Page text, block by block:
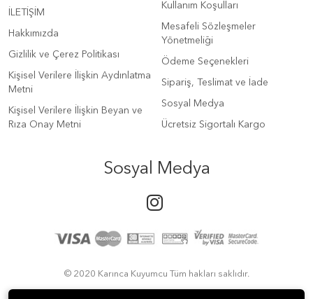
İLETİŞİM
Hakkımızda
Gizlilik ve Çerez Politikası
Kişisel Verilere İlişkin Aydınlatma
Metni
Kişisel Verilere İlişkin Beyan ve
Rıza Onay Metni
Kullanım Koşulları
Mesafeli Sözleşmeler
Yönetmeliği
Ödeme Seçenekleri
Sipariş, Teslimat ve İade
Sosyal Medya
Ücretsiz Sigortalı Kargo
Sosyal Medya
© 2020 Karınca Kuyumcu Tüm hakları saklıdır.